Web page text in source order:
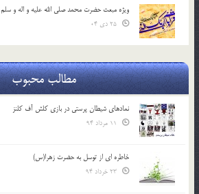
ویژه مبعث حضرت محمد صلی الله علیه و اله و سلم
مطالب محبوب
نمادهای شیطان پرستی در بازی کلش آف کلنز
خاطره ای از توسل به حضرت زهرا(س)